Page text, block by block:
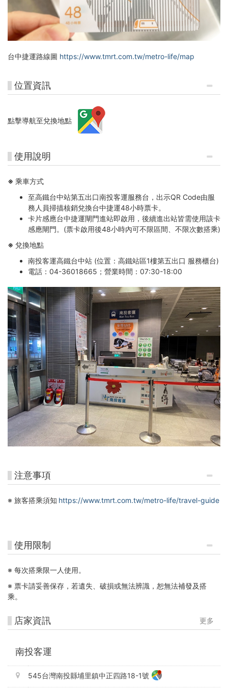
台中捷運路線圖 https://www.tmrt.com.tw/metro-life/map
位置資訊
點擊導航至兌換地點
使用說明
※ 乘車方式
至高鐵台中站第五出口南投客運服務台， 出示QR Code由服
務人員掃描核銷兌換台中捷運48小時票卡。
卡片感應台中捷運閘門進站即啟用，後續進出站皆需使用該卡
感應閘門。 (票卡啟用後48小時內可不限區間、不限次數搭乘)
※ 兌換地點
南投客運高鐵台中站 (位置：高鐵站區1樓第五出口 服務櫃台)
電話：04-36018665；營業時間：07:30-18:00
注意事項
※ 旅客搭乘須知 https://www.tmrt.com.tw/metro-life/travel-guide
使用限制
※ 每次搭乘限一人使用。
※ 票卡請妥善保存，若遺失、破損或無法辨識，恕無法補發及搭
乘。
店家資訊 更多
南投客運
545台灣南投縣埔里鎮中正四路18-1號